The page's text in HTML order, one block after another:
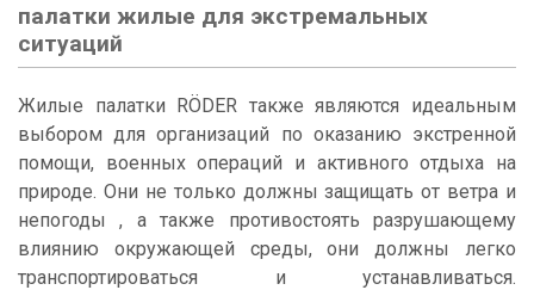
палатки жилые для экстремальных
ситуаций
Жилые палатки RÖDER также являются идеальным
выбором для организаций по оказанию экстренной
помощи, военных операций и активного отдыха на
природе. Они не только должны защищать от ветра и
непогоды , а также противостоять разрушающему
влиянию окружающей среды, они должны легко
транспортироваться и устанавливаться.